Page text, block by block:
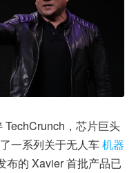
TechCrunch，芯片巨头
一系列关于无人车机器
布的 Xavier 首批产品已